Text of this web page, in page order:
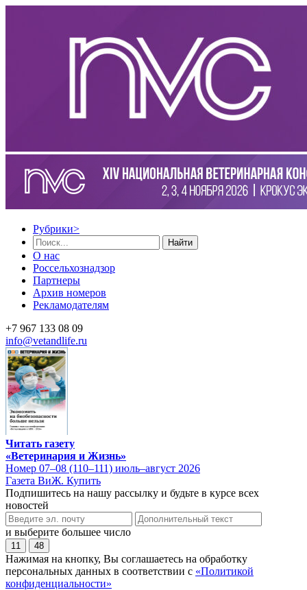
Рубрики>
Найти
О нас
Россельхознадзор
Партнеры
Архив номеров
Рекламодателям
+7 967 133 08 09
info@vetandlife.ru
Читать газету
«Ветеринария и Жизнь»
Номер 07–08 (110–111) июль–август 2026
Газета ВиЖ. Купить
Подпишитесь на нашу рассылку и будьте в курсе всех
новостей
и выберите большее число
11 48
Нажимая на кнопку, Вы соглашаетесь на обработку
персональных данных в соответствии с «Политикой
конфиденциальности»